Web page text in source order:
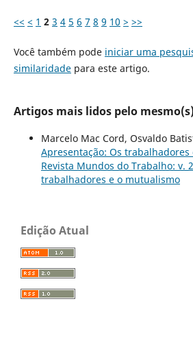
<< < 1 2 3 4 5 6 7 8 9 10 > >>
Você também pode iniciar uma
similaridadepara este artigo.
Artigos mais lidos pelo
Marcelo Mac Cord, Osvaldo
Apresentação: Os
Revista Mundos do Trabalho: v.
trabalhadores e o mutualismo
Edição Atual